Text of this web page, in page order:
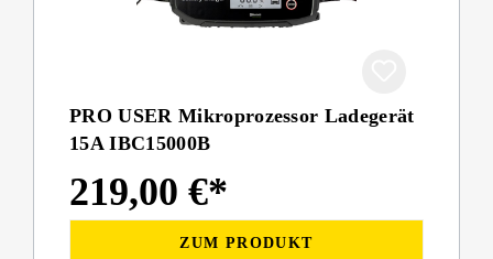
PRO USER Mikroprozessor Ladegerät
15A IBC15000B
219,00 €*
ZUM PRODUKT